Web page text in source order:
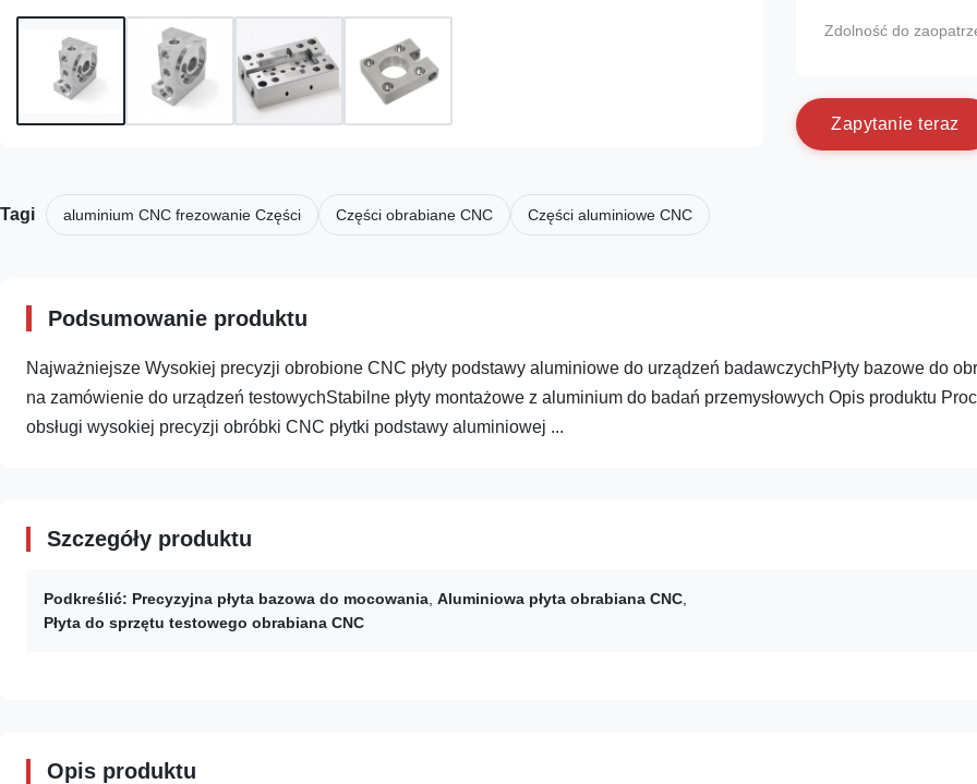
Zdolność do
Zapytanie teraz
Tagi aluminium CNC frezowanie Części Części obrabiane CNC Części aluminiowe CNC
Podsumowanie produktu
Najważniejsze Wysokiej precyzji obrobione CNC płyty podstawy aluminiowe do urządzeń badawczychPłyty bazowe do
na zamówienie do urządzeń testowychStabilne płyty montażowe z aluminium do badań przemysłowych Opis produktu
obsługi wysokiej precyzji obróbki CNC płytki podstawy aluminiowej ...
Szczegóły produktu
Podkreślić: Precyzyjna płyta bazowa do mocowania Aluminiowa płyta obrabiana CNC
Płyta do sprzętu testowego obrabiana CNC
Opis produktu